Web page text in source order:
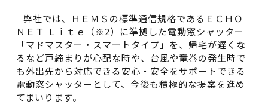
弊社では、ＨＥＭＳの標準通信規格であるＥＣＨＯ
ＮＥＴ Ｌｉｔｅ（※2）に準拠した電動窓シャッター
「マドマスター・スマートタイプ」を、帰宅が遅くな
るなど戸締まりが心配な時や、台風や竜巻の発生時で
も外出先から対応できる安心・安全をサポートできる
電動窓シャッターとして、今後も積極的な提案を進め
てまいります。